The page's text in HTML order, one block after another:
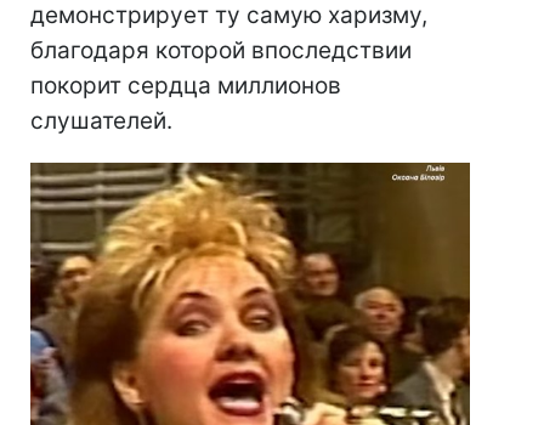
демонстрирует ту самую харизму,
благодаря которой впоследствии
покорит сердца миллионов
слушателей.